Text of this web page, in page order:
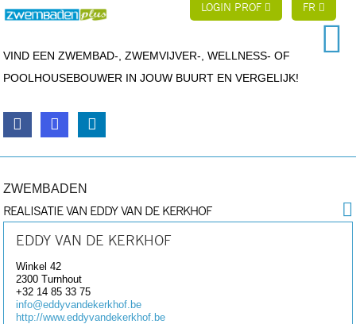
LOGIN PROF FR
VIND EEN ZWEMBAD-, ZWEMVIJVER-, WELLNESS- OF
POOLHOUSEBOUWER IN JOUW BUURT EN VERGELIJK!
ZWEMBADEN
REALISATIE VAN EDDY VAN DE KERKHOF
EDDY VAN DE KERKHOF
Winkel 42
2300 Turnhout
+32 14 85 33 75
info@eddyvandekerkhof.be
http://www.eddyvandekerkhof.be